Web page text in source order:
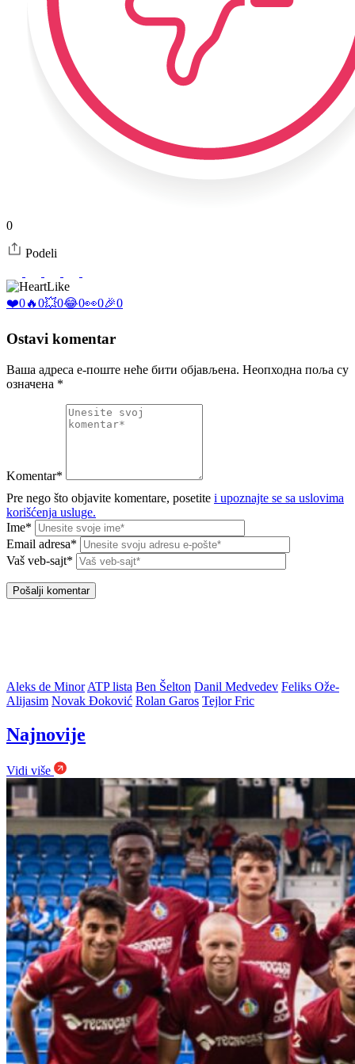
0
Podeli
Like
❤️0🔥0💥0😂0👀0🎉0
Ostavi komentar
Ваша адреса е-поште неће бити објављена. Неопходна поља су
означена *
Komentar*
Pre nego što objavite komentare, posetite i upoznajte se sa uslovima
korišćenja usluge.
Ime*
Email adresa*
Vaš veb-sajt*
Aleks de Minor ATP lista Ben Šelton Danil Medvedev Feliks Ože-
Alijasim Novak Đoković Rolan Garos Tejlor Fric
Najnovije
Vidi više